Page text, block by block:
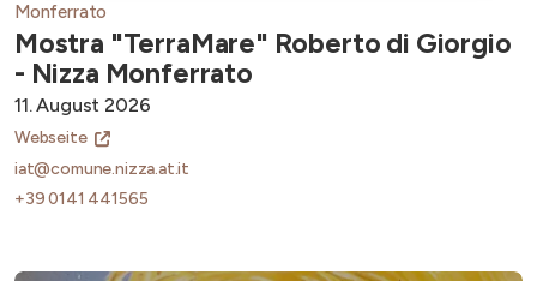
Monferrato
Mostra "TerraMare" Roberto di Giorgio
- Nizza Monferrato
11. August 2026
Webseite
iat@comune.nizza.at.it
+39 0141 441565